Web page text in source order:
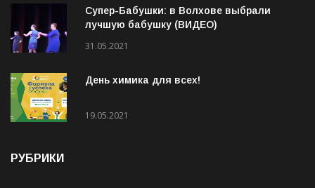
Супер-Бабушки: в Волхове выбрали
лучшую бабушку (ВИДЕО)
31.05.2021
День химика для всех!
19.05.2021
РУБРИКИ